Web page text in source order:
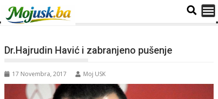
Dr.Hajrudin Havić i zabranjeno pušenje
17 Novembra, 2017 Moj USK